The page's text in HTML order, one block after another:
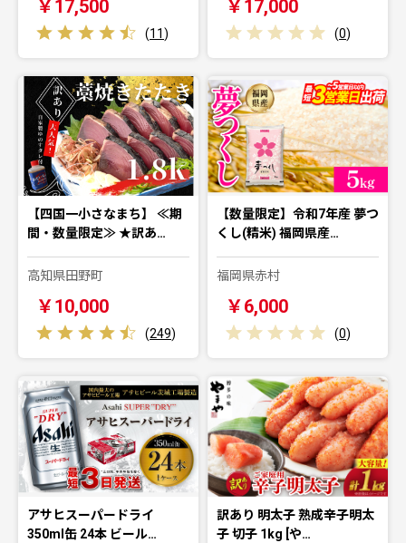
￥17,500
(11)
￥17,000
(0)
【四国一小さなまち】 ≪期
間・数量限定≫ ★訳あ…
高知県田野町
￥10,000
(249)
【数量限定】令和7年産 夢つ
くし(精米) 福岡県産…
福岡県赤村
￥6,000
(0)
アサヒスーパードライ
350ml缶 24本 ビール…
訳あり 明太子 熟成辛子明太
子 切子 1kg [や…